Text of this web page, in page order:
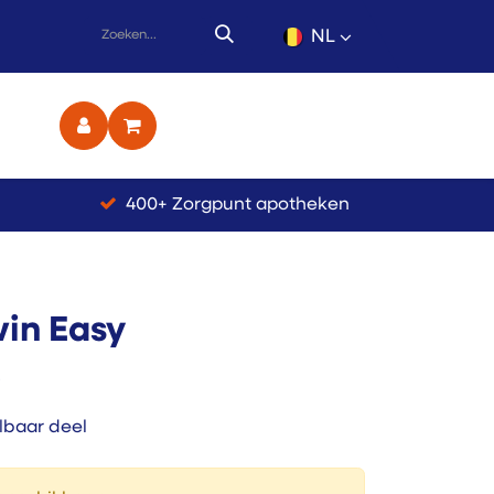
NL
400+ Zorgpunt apotheken
Easy
deel